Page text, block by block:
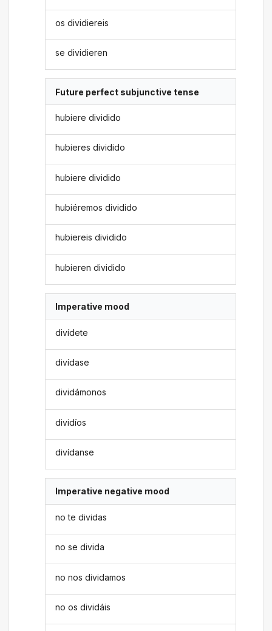
os dividiereis
se dividieren
Future perfect subjunctive tense
hubiere dividido
hubieres dividido
hubiere dividido
hubiéremos dividido
hubiereis dividido
hubieren dividido
Imperative mood
divídete
divídase
dividámonos
dividíos
divídanse
Imperative negative mood
no te dividas
no se divida
no nos dividamos
no os dividáis